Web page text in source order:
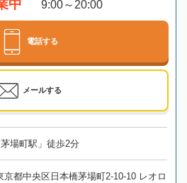
中 9:00～20:00
電話する
メールする
場町駅」徒歩2分
京都中央区日本橋茅場町2-10-10 レオロ